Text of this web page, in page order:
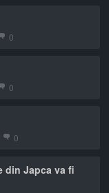
0
0
0
din Japca va fi